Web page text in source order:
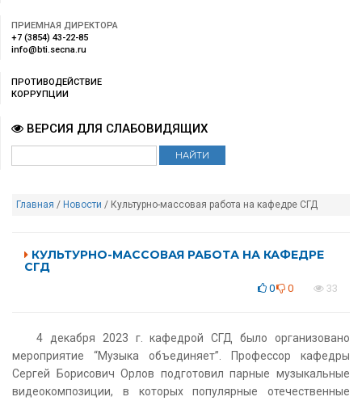
ПРИЕМНАЯ ДИРЕКТОРА
+7 (3854) 43-22-85
info@bti.secna.ru
ПРОТИВОДЕЙСТВИЕ
КОРРУПЦИИ
ВЕРСИЯ ДЛЯ СЛАБОВИДЯЩИХ
Главная / Новости / Культурно-массовая работа на кафедре СГД
КУЛЬТУРНО-МАССОВАЯ РАБОТА НА КАФЕДРЕ
СГД
0 0 33
4 декабря 2023 г. кафедрой СГД было организовано
мероприятие “Музыка объединяет”. Профессор кафедры
Сергей Борисович Орлов подготовил парные музыкальные
видеокомпозиции, в которых популярные отечественные